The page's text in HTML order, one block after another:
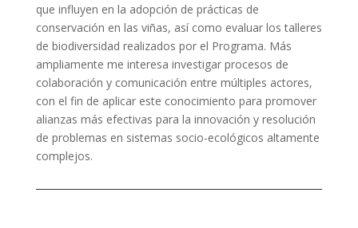
que influyen en la adopción de prácticas de
conservación en las viñas, así como evaluar los talleres
de biodiversidad realizados por el Programa. Más
ampliamente me interesa investigar procesos de
colaboración y comunicación entre múltiples actores,
con el fin de aplicar este conocimiento para promover
alianzas más efectivas para la innovación y resolución
de problemas en sistemas socio-ecológicos altamente
complejos.